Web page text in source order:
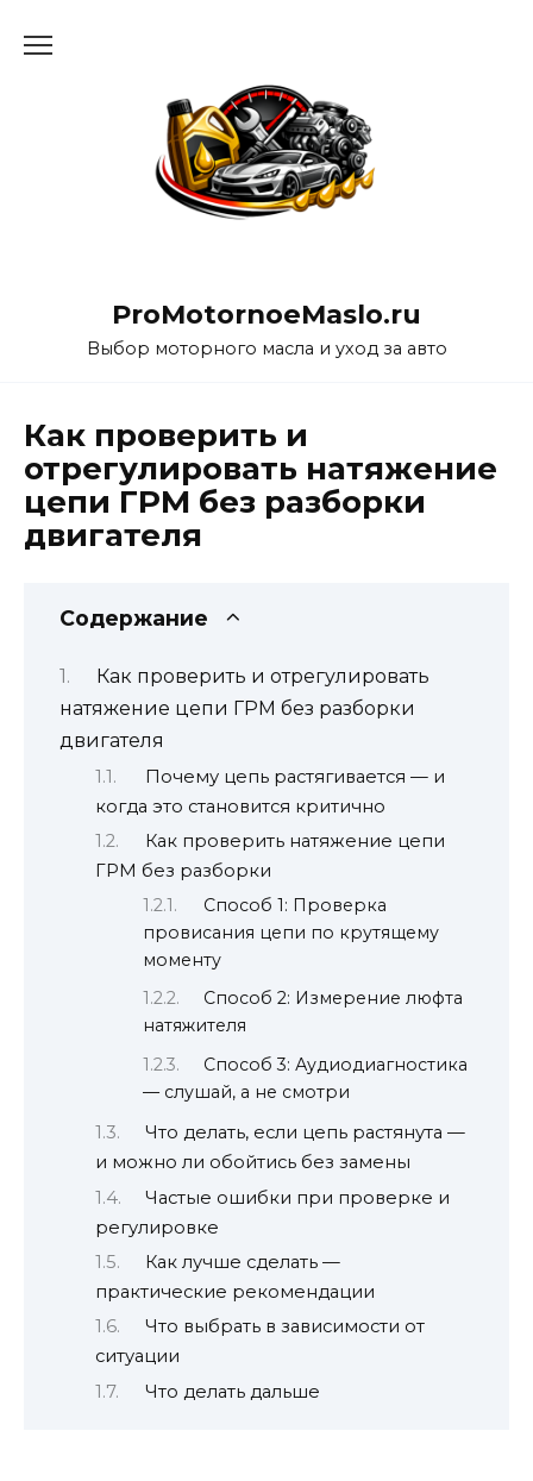
ProMotornoeMaslo.ru
Выбор моторного масла и уход за авто
Как проверить и
отрегулировать натяжение
цепи ГРМ без разборки
двигателя
Содержание
Как проверить и отрегулировать
натяжение цепи ГРМ без разборки
двигателя
Почему цепь растягивается — и
когда это становится критично
Как проверить натяжение цепи
ГРМ без разборки
Способ 1: Проверка
провисания цепи по крутящему
моменту
Способ 2: Измерение люфта
натяжителя
Способ 3: Аудиодиагностика
— слушай, а не смотри
Что делать, если цепь растянута —
и можно ли обойтись без замены
Частые ошибки при проверке и
регулировке
Как лучше сделать —
практические рекомендации
Что выбрать в зависимости от
ситуации
Что делать дальше